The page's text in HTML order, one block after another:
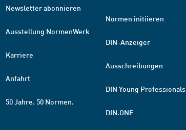
Newsletter abonnieren
Ausstellung NormenWerk
Karriere
Anfahrt
50 Jahre. 50 Normen.
Normen initiieren
DIN-Anzeiger
Ausschreibungen
DIN Young Professionals
DIN.ONE